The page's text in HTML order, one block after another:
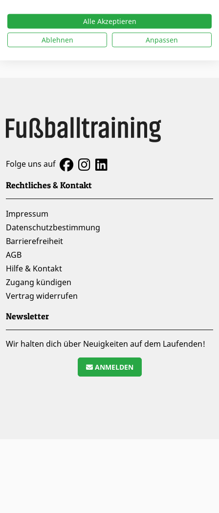
markierte Felder sind Pflichtfelder
Ich möchte mich einloggen
Folge uns auf
Rechtliches & Kontakt
Impressum
Datenschutzbestimmung
Barrierefreiheit
AGB
Hilfe & Kontakt
Zugang kündigen
Vertrag widerrufen
Newsletter
Wir halten dich über Neuigkeiten auf dem Laufenden!
ANMELDEN
Alle Akzeptieren
Ablehnen
Anpassen